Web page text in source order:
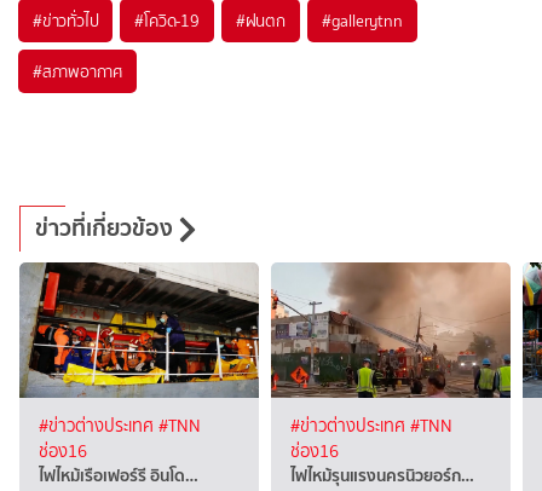
#ข่าวทั่วไป #โควิด-19 #ฝนตก #gallerytnn
#สภาพอากาศ
ข่าวที่เกี่ยวข้อง
#ข่าวต่างประเทศ #TNN
ช่อง16
ไฟไหม้เรือเฟอร์รี อินโด…
#ข่าวต่างประเทศ #TNN
ช่อง16
ไฟไหม้รุนแรงนครนิวยอร์ก…